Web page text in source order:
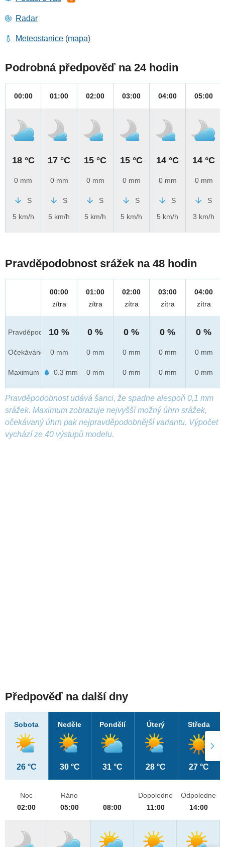
Radar
Meteostanice (mapa)
Podrobná předpověď na 24 hodin
00:00
18 °C
0 mm
S
5 km/h
01:00
17 °C
0 mm
S
5 km/h
02:00
15 °C
0 mm
S
5 km/h
03:00
15 °C
0 mm
S
5 km/h
04:00
14 °C
0 mm
S
5 km/h
05:00
14 °C
0 mm
S
3 km/h
Pravděpodobnost srážek na 48 hodin
Pravděpod.
Očekáváno
Maximum
00:00
zítra
10 %
0 mm
0.3 mm
01:00
zítra
0 %
0 mm
0 mm
02:00
zítra
0 %
0 mm
0 mm
03:00
zítra
0 %
0 mm
0 mm
04:00
zítra
0 %
0 mm
0 mm
Pravděpodobnost udává šanci, že spadne alespoň 0,1 mm
srážek. Maximum zobrazuje nejvyšší možný úhrn srážek,
očekávaný úhrn pak nejpravděpodobnější variantu. Výpočet
vychází ze 40 výstupů modelu.
Předpověď na další dny
Sobota
26 °C
Neděle
30 °C
Pondělí
31 °C
Úterý
28 °C
Středa
27 °C
Noc
02:00
Ráno
05:00
08:00
Dopoledne
11:00
Odpoledne
14:00